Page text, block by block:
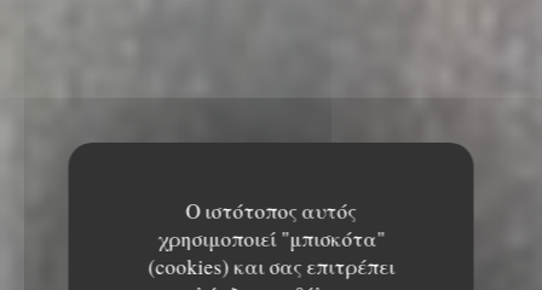
Ο ιστότοπος αυτός
χρησιμοποιεί "μπισκότα"
(cookies) και σας επιτρέπει